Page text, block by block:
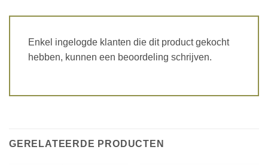
Enkel ingelogde klanten die dit product gekocht
hebben, kunnen een beoordeling schrijven.
GERELATEERDE PRODUCTEN